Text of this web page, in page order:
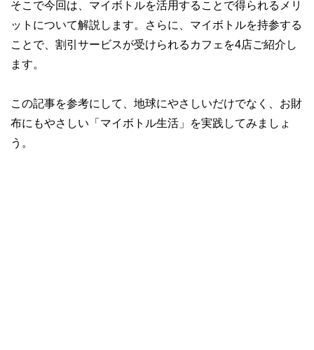
そこで今回は、マイボトルを活用することで得られるメリ
ットについて解説します。さらに、マイボトルを持参する
ことで、割引サービスが受けられるカフェを4店ご紹介し
ます。
この記事を参考にして、地球にやさしいだけでなく、お財
布にもやさしい「マイボトル生活」を実践してみましょ
う。